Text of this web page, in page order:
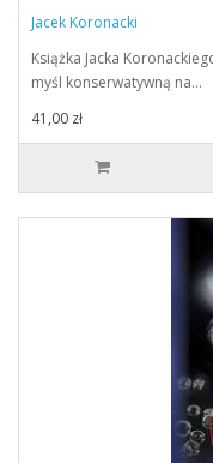
Jacek Koronacki
Książka Jacka
myśl konserwatywną na…
41,00 zł